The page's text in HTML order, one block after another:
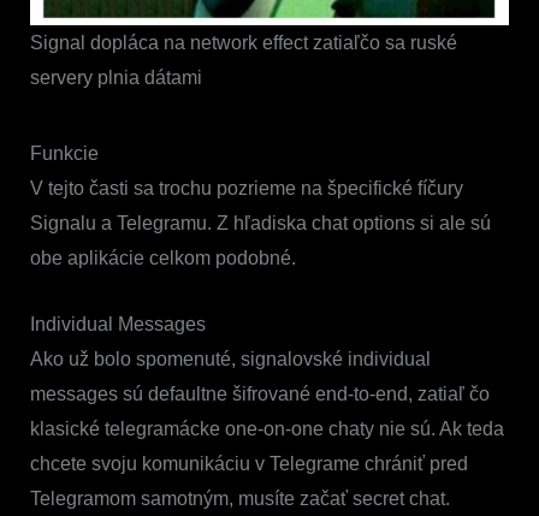
Signal dopláca na network effect zatiaľčo sa ruské
servery plnia dátami
Funkcie
V tejto časti sa trochu pozrieme na špecifické fíčury
Signalu a Telegramu. Z hľadiska chat options si ale sú
obe aplikácie celkom podobné.
Individual Messages
Ako už bolo spomenuté, signalovské individual
messages sú defaultne šifrované end-to-end, zatiaľ čo
klasické telegramácke one-on-one chaty nie sú. Ak teda
chcete svoju komunikáciu v Telegrame chrániť pred
Telegramom samotným, musíte začať secret chat.